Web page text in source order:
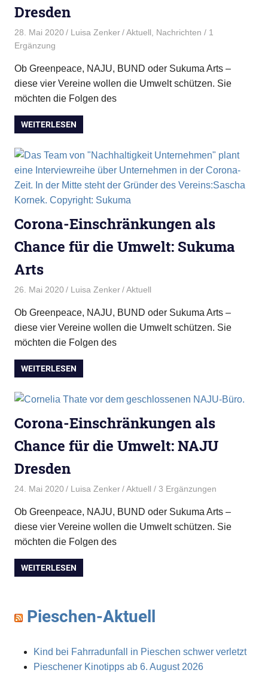
Dresden
28. Mai 2020 Luisa Zenker Aktuell Nachrichten / 1
Ergänzung
Ob Greenpeace, NAJU, BUND oder Sukuma Arts –
diese vier Vereine wollen die Umwelt schützen. Sie
möchten die Folgen des
WEITERLESEN
Corona-Einschränkungen als
Chance für die Umwelt: Sukuma
Arts
26. Mai 2020 Luisa Zenker Aktuell
Ob Greenpeace, NAJU, BUND oder Sukuma Arts –
diese vier Vereine wollen die Umwelt schützen. Sie
möchten die Folgen des
WEITERLESEN
Corona-Einschränkungen als
Chance für die Umwelt: NAJU
Dresden
24. Mai 2020 Luisa Zenker Aktuell / 3 Ergänzungen
Ob Greenpeace, NAJU, BUND oder Sukuma Arts –
diese vier Vereine wollen die Umwelt schützen. Sie
möchten die Folgen des
WEITERLESEN
Pieschen-Aktuell
Kind bei Fahrradunfall in Pieschen schwer verletzt
Pieschener Kinotipps ab 6. August 2026